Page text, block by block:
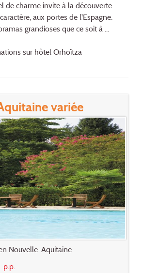
de charme invite à la découverte
aux portes de l'Espagne.
grandioses que ce soit à ...
sur hôtel Orhoïtza
variée
Nouvelle-Aquitaine